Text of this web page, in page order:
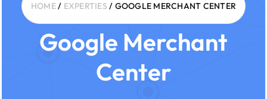
HOME/ EXPERTIES / GOOGLE MERCHANT CENTER
Google Merchant
Center